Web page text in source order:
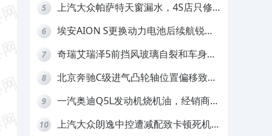
5
上汽大众帕萨特天窗漏水，4S店只修
6
埃安AION S更换动力电池后续航锐
7
奇瑞艾瑞泽5前挡风玻璃自裂和车身多
8
北京奔驰C级进气凸轮轴位置偏移致发
9
一汽奥迪Q5L发动机烧机油，经销商推
10
上汽大众朗逸中控遭减配致卡顿死机，